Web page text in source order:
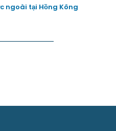
ngoài tại Hồng Kông